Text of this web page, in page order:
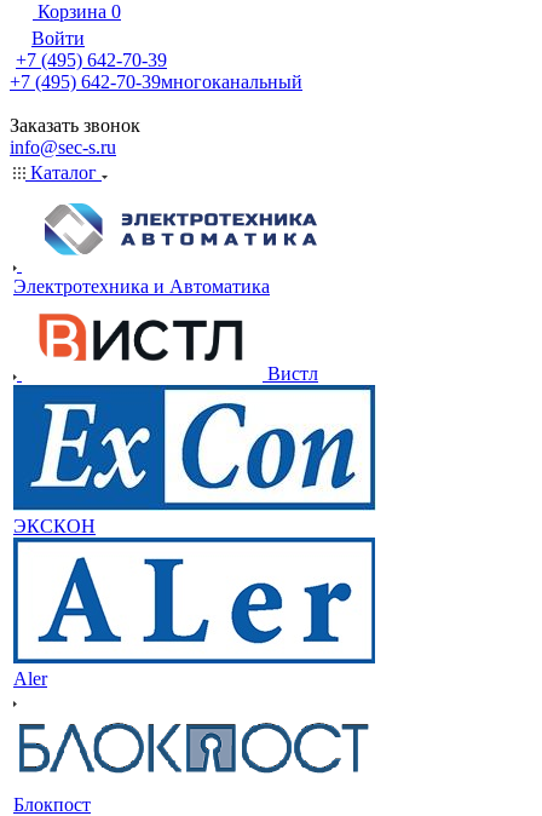
Корзина 0
Войти
+7 (495) 642-70-39
+7 (495) 642-70-39многоканальный
Заказать звонок
info@sec-s.ru
Каталог
Электротехника и Автоматика
Вистл
ЭКСКОН
Aler
Блокпост